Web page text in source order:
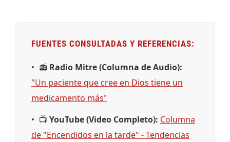
FUENTES CONSULTADAS Y REFERENCIAS:
📻 Radio Mitre (Columna de Audio):
"Un paciente que cree en Dios tiene un
medicamento más"
📺 YouTube (Video Completo): Columna
de "Encendidos en la tarde" - Tendencias